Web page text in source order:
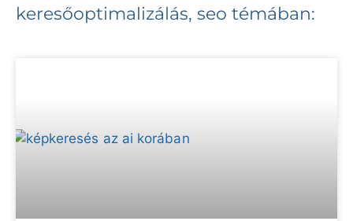
keresőoptimalizálás, seo témában: